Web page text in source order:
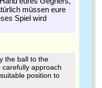
müssen eure
Spiel wird
the ball to the
approach
position to